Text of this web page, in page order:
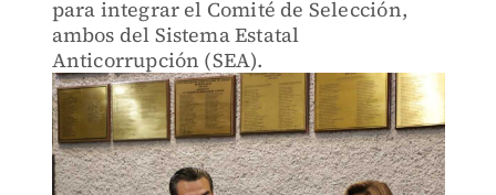
para integrar el Comité de Selección,
ambos del Sistema Estatal
Anticorrupción (SEA).